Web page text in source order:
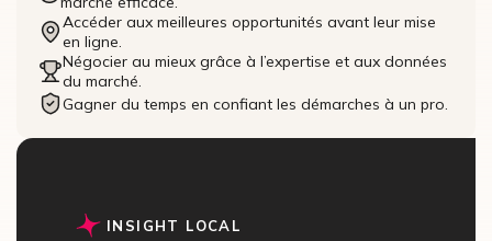
Accéder aux meilleures opportunités avant leur mise
en ligne.
Négocier au mieux grâce à l’expertise et aux données
du marché.
Gagner du temps en confiant les démarches à un pro.
INSIGHT LOCAL